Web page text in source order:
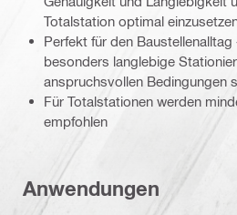
Totalstation optimal
Perfekt für den Baustellenalltag
besonders langlebige
anspruchsvollen Bedingungen
Für Totalstationen werden
empfohlen
Anwendungen